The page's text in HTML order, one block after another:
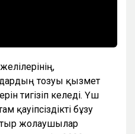
тозуы қызмет
тигізіп келеді. Үш
қауіпсіздікті бұзу
жолаушылар